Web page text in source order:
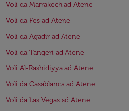
Voli da Marrakech ad Atene
Voli da Fes ad Atene
Voli da Agadir ad Atene
Voli da Tangeri ad Atene
Voli Al-Rashidiyya ad Atene
Voli da Casablanca ad Atene
Voli da Las Vegas ad Atene